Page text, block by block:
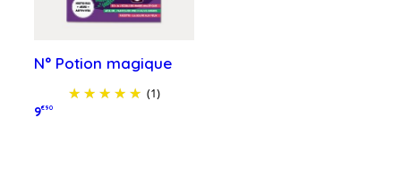
N° Potion magique
(1)
9€90